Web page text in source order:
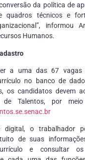
da política de
quadros técnicos e
informou
Humanos.
a uma das 67 vagas
no banco de
os candidatos devem
de Talentos, por
digital, o trabalhador
de suas
e consultar os